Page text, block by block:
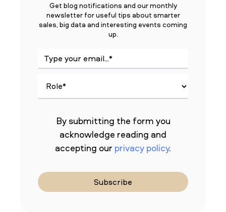
Get blog notifications and our monthly
newsletter for useful tips about smarter
sales, big data and interesting events coming
up.
By submitting the form you
acknowledge reading and
accepting our privacy policy.